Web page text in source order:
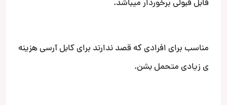
قابل قبولی برخوردار میباشد.
مناسب برای افرادی که قصد ندارند برای کابل آرسی هزینه
ی زیادی متحمل بشن.